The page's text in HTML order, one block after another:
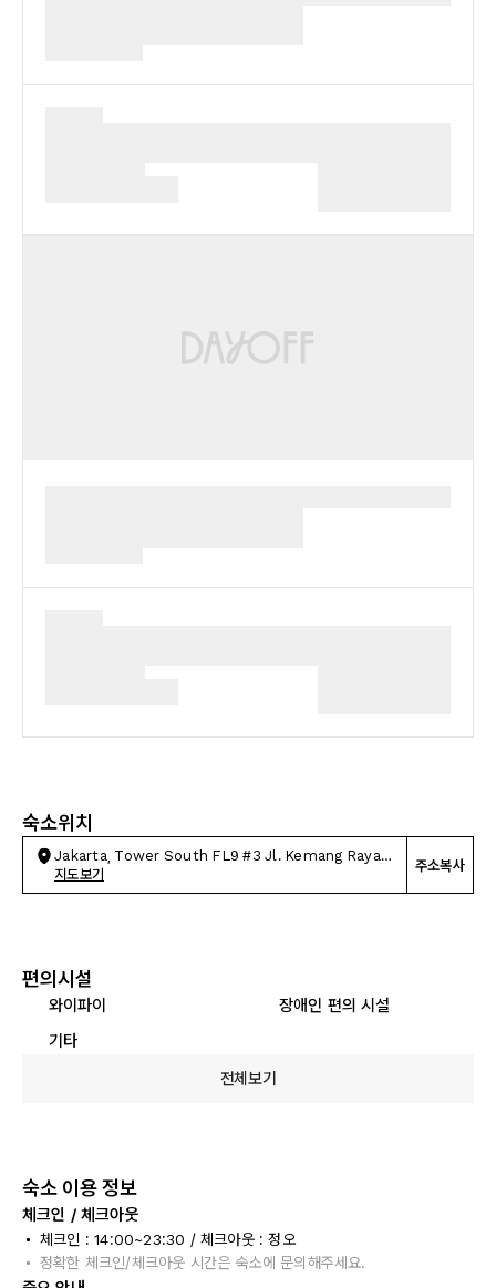
숙소위치
Jakarta, Tower South FL9 #3 Jl. Kemang Raya
No.5
지도보기
주소복사
편의시설
와이파이
장애인 편의 시설
기타
전체보기
숙소 이용 정보
체크인 / 체크아웃
체크인 : 14:00~23:30 / 체크아웃 : 정오
정확한 체크인/체크아웃 시간은 숙소에 문의해주세요.